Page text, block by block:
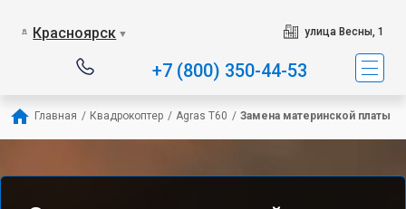
Красноярск ▼ улица Весны, 1
+7 (800) 350-44-53
Главная / Квадрокоптер / Agras T60 / Замена материнской платы